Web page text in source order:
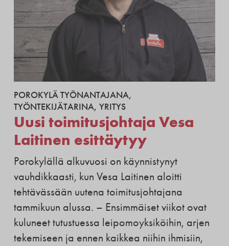
POROKYLÄ TYÖNANTAJANA,
TYÖNTEKIJÄTARINA, YRITYS
Uusi toimitusjohtaja Vesa
Laitinen esittäytyy
Porokylällä alkuvuosi on käynnistynyt
vauhdikkaasti, kun Vesa Laitinen aloitti
tehtävässään uutena toimitusjohtajana
tammikuun alussa. – Ensimmäiset viikot ovat
kuluneet tutustuessa leipomoyksiköihin, arjen
tekemiseen ja ennen kaikkea niihin ihmisiin,